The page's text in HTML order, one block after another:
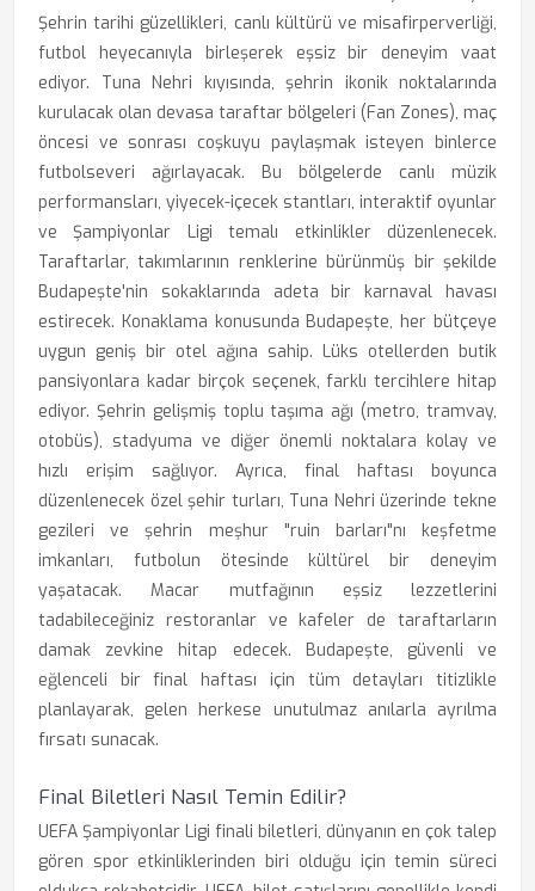
Şehrin tarihi güzellikleri, canlı kültürü ve misafirperverliği,
futbol heyecanıyla birleşerek eşsiz bir deneyim vaat
ediyor. Tuna Nehri kıyısında, şehrin ikonik noktalarında
kurulacak olan devasa taraftar bölgeleri (Fan Zones), maç
öncesi ve sonrası coşkuyu paylaşmak isteyen binlerce
futbolseveri ağırlayacak. Bu bölgelerde canlı müzik
performansları, yiyecek-içecek stantları, interaktif oyunlar
ve Şampiyonlar Ligi temalı etkinlikler düzenlenecek.
Taraftarlar, takımlarının renklerine bürünmüş bir şekilde
Budapeşte'nin sokaklarında adeta bir karnaval havası
estirecek. Konaklama konusunda Budapeşte, her bütçeye
uygun geniş bir otel ağına sahip. Lüks otellerden butik
pansiyonlara kadar birçok seçenek, farklı tercihlere hitap
ediyor. Şehrin gelişmiş toplu taşıma ağı (metro, tramvay,
otobüs), stadyuma ve diğer önemli noktalara kolay ve
hızlı erişim sağlıyor. Ayrıca, final haftası boyunca
düzenlenecek özel şehir turları, Tuna Nehri üzerinde tekne
gezileri ve şehrin meşhur "ruin barları"nı keşfetme
imkanları, futbolun ötesinde kültürel bir deneyim
yaşatacak. Macar mutfağının eşsiz lezzetlerini
tadabileceğiniz restoranlar ve kafeler de taraftarların
damak zevkine hitap edecek. Budapeşte, güvenli ve
eğlenceli bir final haftası için tüm detayları titizlikle
planlayarak, gelen herkese unutulmaz anılarla ayrılma
fırsatı sunacak.
Final Biletleri Nasıl Temin Edilir?
UEFA Şampiyonlar Ligi finali biletleri, dünyanın en çok talep
gören spor etkinliklerinden biri olduğu için temin süreci